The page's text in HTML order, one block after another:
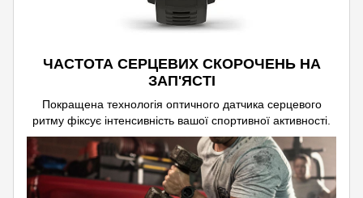
ЧАСТОТА СЕРЦЕВИХ СКОРОЧЕНЬ НА
ЗАП'ЯСТІ
Покращена технологія оптичного датчика серцевого
ритму фіксує інтенсивність вашої спортивної активності.